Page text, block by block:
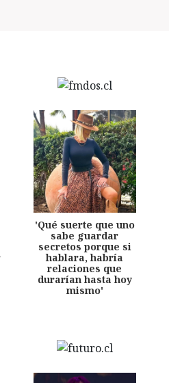
'Qué suerte que uno
sabe guardar
secretos porque si
hablara, habría
relaciones que
durarían hasta hoy
mismo'